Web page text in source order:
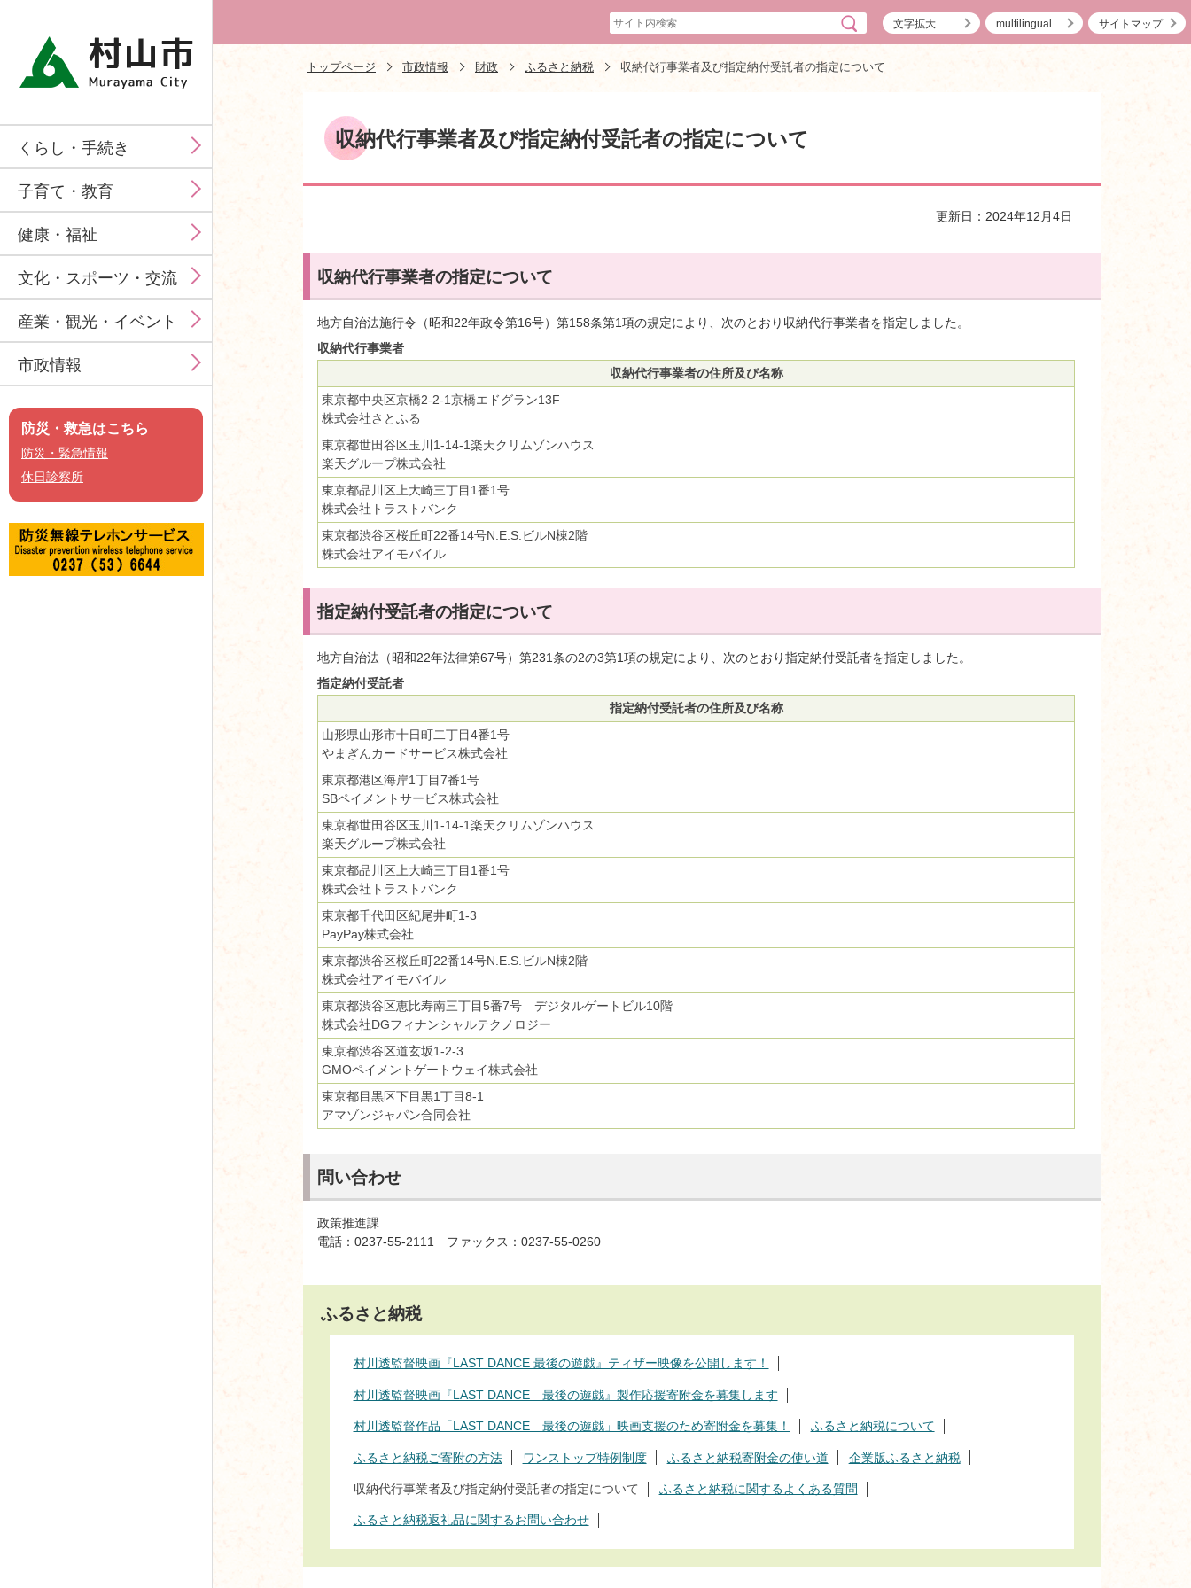
くらし・手続き
子育て・教育
健康・福祉
文化・スポーツ・交流
産業・観光・イベント
市政情報
防災・救急はこちら
防災・緊急情報
休日診察所
文字拡大 multilingual サイトマップ
トップページ 市政情報 財政 ふるさと納税 収納代行事業者及び指定納付受託者の指定について
収納代行事業者及び指定納付受託者の指定について
更新日：2024年12月4日
収納代行事業者の指定について
地方自治法施行令（昭和22年政令第16号）第158条第1項の規定により、次のとおり収納代行事業者を指定しました。
収納代行事業者
収納代行事業者の住所及び名称
東京都中央区京橋2-2-1京橋エドグラン13F
株式会社さとふる
東京都世田谷区玉川1-14-1楽天クリムゾンハウス
楽天グループ株式会社
東京都品川区上大崎三丁目1番1号
株式会社トラストバンク
東京都渋谷区桜丘町22番14号N.E.S.ビルN棟2階
株式会社アイモバイル
指定納付受託者の指定について
地方自治法（昭和22年法律第67号）第231条の2の3第1項の規定により、次のとおり指定納付受託者を指定しました。
指定納付受託者
指定納付受託者の住所及び名称
山形県山形市十日町二丁目4番1号
やまぎんカードサービス株式会社
東京都港区海岸1丁目7番1号
SBペイメントサービス株式会社
東京都世田谷区玉川1-14-1楽天クリムゾンハウス
楽天グループ株式会社
東京都品川区上大崎三丁目1番1号
株式会社トラストバンク
東京都千代田区紀尾井町1-3
PayPay株式会社
東京都渋谷区桜丘町22番14号N.E.S.ビルN棟2階
株式会社アイモバイル
東京都渋谷区恵比寿南三丁目5番7号 デジタルゲートビル10階
株式会社DGフィナンシャルテクノロジー
東京都渋谷区道玄坂1-2-3
GMOペイメントゲートウェイ株式会社
東京都目黒区下目黒1丁目8-1
アマゾンジャパン合同会社
問い合わせ
政策推進課
電話：0237-55-2111 ファックス：0237-55-0260
ふるさと納税
村川透監督映画『LAST DANCE 最後の遊戯』ティザー映像を公開します！
村川透監督映画『LAST DANCE 最後の遊戯』製作応援寄附金を募集します
村川透監督作品「LAST DANCE 最後の遊戯」映画支援のため寄附金を募集！ ふるさと納税について
ふるさと納税ご寄附の方法 ワンストップ特例制度 ふるさと納税寄附金の使い道 企業版ふるさと納税
収納代行事業者及び指定納付受託者の指定について ふるさと納税に関するよくある質問
ふるさと納税返礼品に関するお問い合わせ